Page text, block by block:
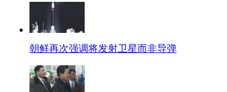
朝鲜再次强调将发射卫星而非导弹